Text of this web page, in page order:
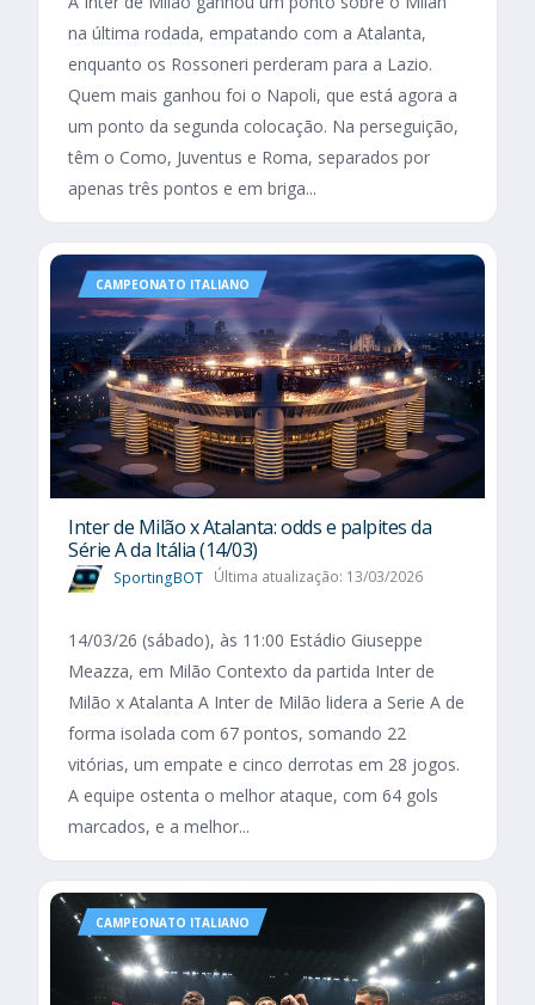
na última rodada, empatando com a Atalanta,
enquanto os Rossoneri perderam para a Lazio.
Quem mais ganhou foi o Napoli, que está agora a
um ponto da segunda colocação. Na perseguição,
têm o Como, Juventus e Roma, separados por
apenas três pontos e em briga...
CAMPEONATO ITALIANO
Inter de Milão x Atalanta: odds e palpites da
Série A da Itália (14/03)
SportingBOT Última atualização: 13/03/2026
14/03/26 (sábado), às 11:00 Estádio Giuseppe
Meazza, em Milão Contexto da partida Inter de
Milão x Atalanta A Inter de Milão lidera a Serie A de
forma isolada com 67 pontos, somando 22
vitórias, um empate e cinco derrotas em 28 jogos.
A equipe ostenta o melhor ataque, com 64 gols
marcados, e a melhor...
CAMPEONATO ITALIANO